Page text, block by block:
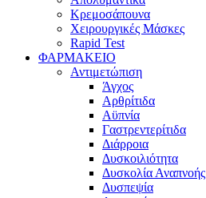
Κρεμοσάπουνα
Χειρουργικές Μάσκες
Rapid Test
ΦΑΡΜΑΚΕΙΟ
Αντιμετώπιση
Άγχος
Αρθρίτιδα
Αϋπνία
Γαστρεντερίτιδα
Διάρροια
Δυσκοιλιότητα
Δυσκολία Αναπνοής
Δυσπεψία